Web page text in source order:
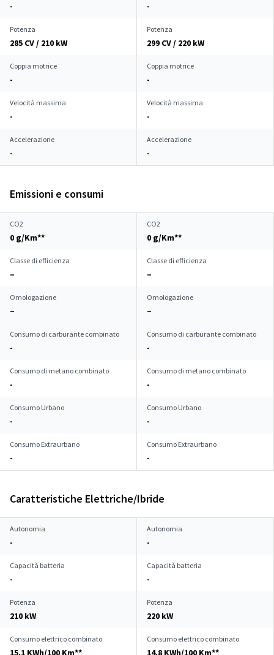
- -
Potenza
285 CV / 210 kW
Potenza
299 CV / 220 kW
Coppia motrice
-
Coppia motrice
-
Velocità massima
-
Velocità massima
-
Accelerazione
-
Accelerazione
-
Emissioni e consumi
CO2
0 g/Km**
CO2
0 g/Km**
Classe di efficienza
–
Classe di efficienza
–
Omologazione
–
Omologazione
–
Consumo di carburante combinato
-
Consumo di carburante combinato
-
Consumo di metano combinato
-
Consumo di metano combinato
-
Consumo Urbano
-
Consumo Urbano
-
Consumo Extraurbano
-
Consumo Extraurbano
-
Caratteristiche Elettriche/Ibride
Autonomia
-
Autonomia
-
Capacità batteria
-
Capacità batteria
-
Potenza
210 kW
Potenza
220 kW
Consumo elettrico combinato
15.1 KWh/100 Km**
Consumo elettrico combinato
14.8 KWh/100 Km**